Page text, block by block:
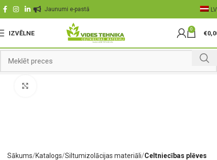
Jaunumi e-pastā LV
IZVĒLNE
0
€
Sākums Katalogs Siltumizolācijas materiāli Celtniecības plēves